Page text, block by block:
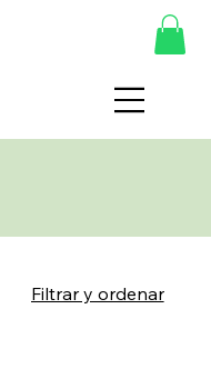
Filtrar y ordenar